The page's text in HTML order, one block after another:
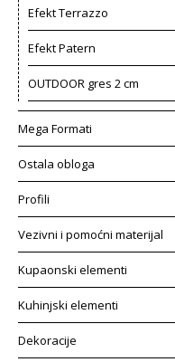
Efekt Terrazzo
Efekt Patern
OUTDOOR gres 2 cm
Mega Formati
Ostala obloga
Profili
Vezivni i pomoćni materijal
Kupaonski elementi
Kuhinjski elementi
Dekoracije